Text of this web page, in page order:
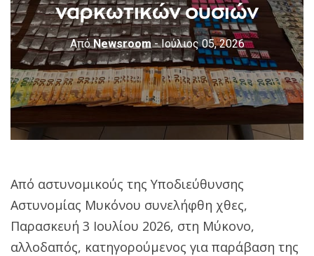
ναρκωτικών ουσιών
ΑπόNewsroom - Ιούλιος 05, 2026
Από αστυνομικούς της Υποδιεύθυνσης
Αστυνομίας Μυκόνου συνελήφθη χθες,
Παρασκευή 3 Ιουλίου 2026, στη Μύκονο,
αλλοδαπός, κατηγορούμενος για παράβαση της